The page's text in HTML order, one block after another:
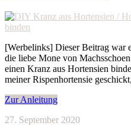
[Werbelinks] Dieser Beitrag war
die liebe Mone von
einen Kranz aus Hortensien
meiner Rispenhortensie
Zur Anleitung
27. September 2020